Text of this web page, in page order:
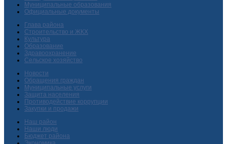
Муниципальные образования
Официальные документы
Глава района
Строительство и ЖКХ
Культура
Образование
Здравоохранение
Сельское хозяйство
Новости
Обращения граждан
Муниципальные услуги
Защита населения
Противодействие коррупции
Закупки и продажи
Наш район
Наши люди
Бюджет района